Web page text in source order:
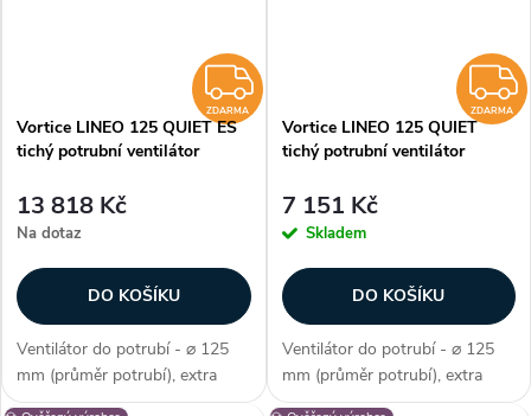
ZDARMA
ZDARMA
Vortice LINEO 125 QUIET ES
tichý potrubní ventilátor
13 818 Kč
Na dotaz
DO KOŠÍKU
Ventilátor do potrubí - ⌀ 125
mm (průměr potrubí), extra
tiché izolované provedení, EC
ZDARMA
Vortice LINEO 125 QUIET
tichý potrubní ventilátor
7 151 Kč
Skladem
DO KOŠÍKU
Ventilátor do potrubí - ⌀ 125
mm (průměr potrubí), extra
tiché izolované provedení, AC